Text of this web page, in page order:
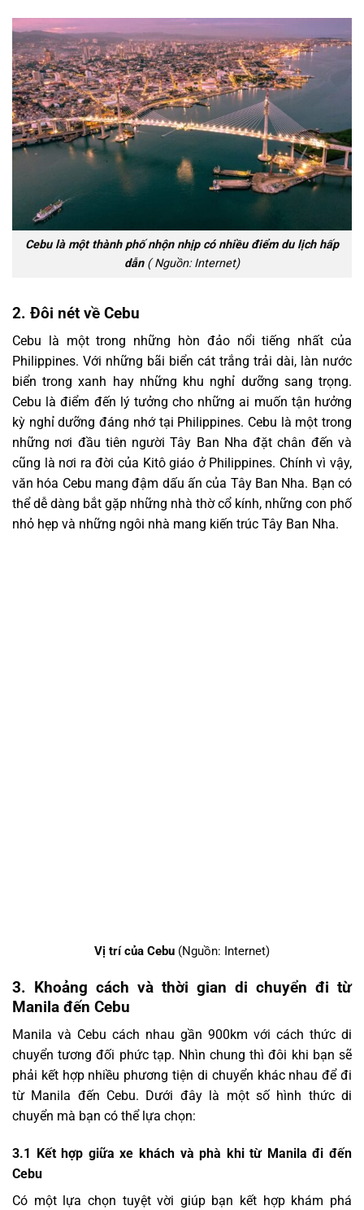
Cebu là một thành phố nhộn nhịp có nhiều điểm du lịch hấp
dẫn( Nguồn: Internet)
2. Đôi nét về Cebu
Cebu là một trong những hòn đảo nổi tiếng nhất của
Philippines. Với những bãi biển cát trắng trải dài, làn nước
biển trong xanh hay những khu nghỉ dưỡng sang trọng.
Cebu là điểm đến lý tưởng cho những ai muốn tận hưởng
kỳ nghỉ dưỡng đáng nhớ tại Philippines. Cebu là một trong
những nơi đầu tiên người Tây Ban Nha đặt chân đến và
cũng là nơi ra đời của Kitô giáo ở Philippines. Chính vì vậy,
văn hóa Cebu mang đậm dấu ấn của Tây Ban Nha. Bạn có
thể dễ dàng bắt gặp những nhà thờ cổ kính, những con phố
nhỏ hẹp và những ngôi nhà mang kiến trúc Tây Ban Nha.
Vị trí của Cebu (Nguồn: Internet)
3. Khoảng cách và thời gian di chuyển đi từ
Manila đến Cebu
Manila và Cebu cách nhau gần 900km với cách thức di
chuyển tương đối phức tạp. Nhìn chung thì đôi khi bạn sẽ
phải kết hợp nhiều phương tiện di chuyển khác nhau để đi
từ Manila đến Cebu. Dưới đây là một số hình thức di
chuyển mà bạn có thể lựa chọn:
3.1 Kết hợp giữa xe khách và phà khi từ Manila đi đến
Cebu
Có một lựa chọn tuyệt vời giúp bạn kết hợp khám phá